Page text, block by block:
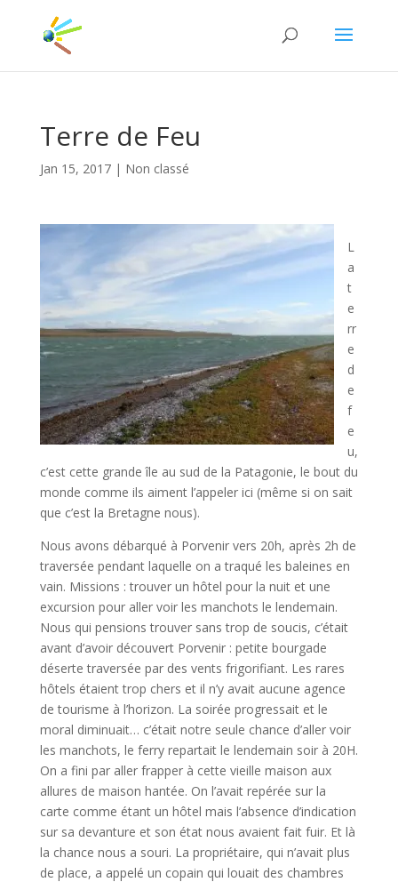
Terre de Feu
Jan 15, 2017| Non classé
L
a
t
e
rr
e
d
e
f
e
u,
c’est cette grande île au sud de la Patagonie, le bout du
monde comme ils aiment l’appeler ici (même si on sait
que c’est la Bretagne nous).
Nous avons débarqué à Porvenir vers 20h, après 2h de
traversée pendant laquelle on a traqué les baleines en
vain. Missions : trouver un hôtel pour la nuit et une
excursion pour aller voir les manchots le lendemain.
Nous qui pensions trouver sans trop de soucis, c’était
avant d’avoir découvert Porvenir : petite bourgade
déserte traversée par des vents frigorifiant. Les rares
hôtels étaient trop chers et il n’y avait aucune agence
de tourisme à l’horizon. La soirée progressait et le
moral diminuait… c’était notre seule chance d’aller voir
les manchots, le ferry repartait le lendemain soir à 20H.
On a fini par aller frapper à cette vieille maison aux
allures de maison hantée. On l’avait repérée sur la
carte comme étant un hôtel mais l’absence d’indication
sur sa devanture et son état nous avaient fait fuir. Et là
la chance nous a souri. La propriétaire, qui n’avait plus
de place, a appelé un copain qui louait des chambres